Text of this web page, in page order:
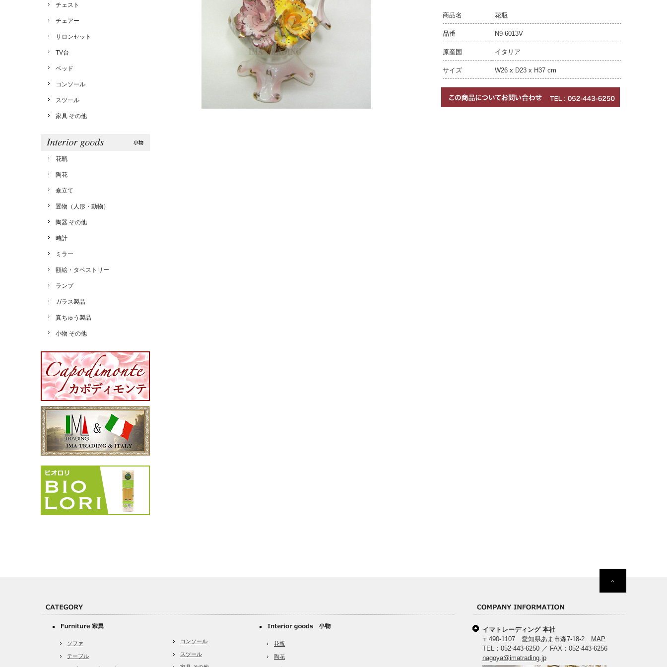
商品名 花瓶
品番 N9-6013V
原産国 イタリア
サイズ W26 x D23 x H37 cm
チェスト
チェアー
サロンセット
TV台
ベッド
コンソール
スツール
家具 その他
花瓶
陶花
傘立て
置物（人形・動物）
陶器 その他
時計
ミラー
額絵・タペストリー
ランプ
ガラス製品
真ちゅう製品
小物 その他
ソファ
テーブル
コンソール
スツール
花瓶
陶花
イマトレーディング 本社
〒490-1107 愛知県あま市森7-18-2
MAP
TEL：052-443-6250 ／ FAX：052-443-6256
nagoya@imatrading.jp